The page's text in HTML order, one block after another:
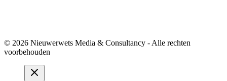
© 2026 Nieuwerwets Media & Consultancy - Alle rechten
voorbehouden